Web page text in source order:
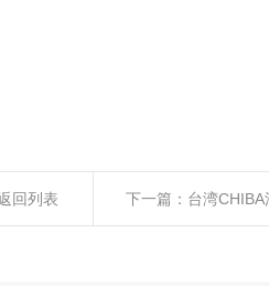
回列表 下一篇： 台湾